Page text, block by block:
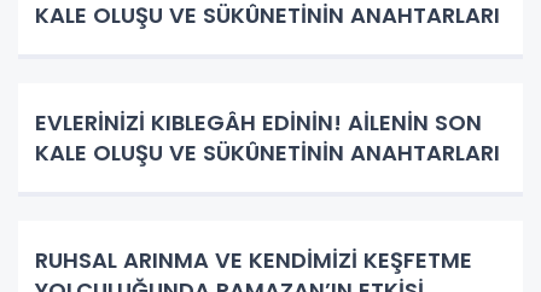
KALE OLUŞU VE SÜKÛNETİNİN ANAHTARLARI
EVLERİNİZİ KIBLEGÂH EDİNİN! AİLENİN SON
KALE OLUŞU VE SÜKÛNETİNİN ANAHTARLARI
RUHSAL ARINMA VE KENDİMİZİ KEŞFETME